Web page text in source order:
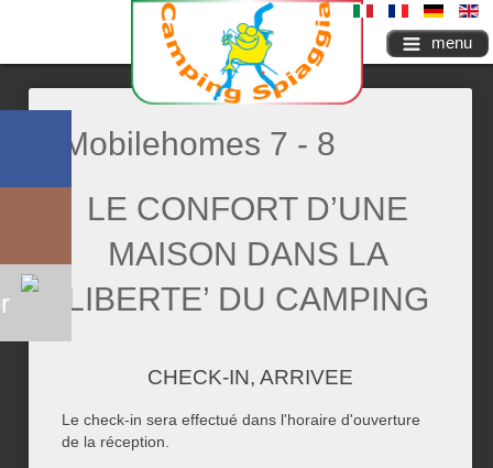
menu
Mobilehomes 7 - 8
LE CONFORT D’UNE
MAISON DANS LA
LIBERTE’ DU CAMPING
CHECK-IN, ARRIVEE
Le check-in sera effectué dans l'horaire d'ouverture
de la réception.